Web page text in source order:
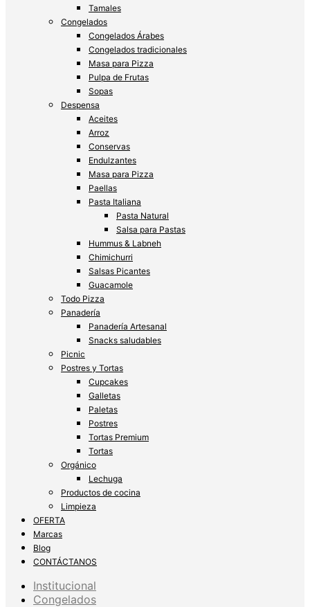
Tamales
Congelados
Congelados Árabes
Congelados tradicionales
Masa para Pizza
Pulpa de Frutas
Sopas
Despensa
Aceites
Arroz
Conservas
Endulzantes
Masa para Pizza
Paellas
Pasta Italiana
Pasta Natural
Salsa para Pastas
Hummus & Labneh
Chimichurri
Salsas Picantes
Guacamole
Todo Pizza
Panadería
Panadería Artesanal
Snacks saludables
Picnic
Postres y Tortas
Cupcakes
Galletas
Paletas
Postres
Tortas Premium
Tortas
Orgánico
Lechuga
Productos de cocina
Limpieza
OFERTA
Marcas
Blog
CONTÁCTANOS
Institucional
Congelados